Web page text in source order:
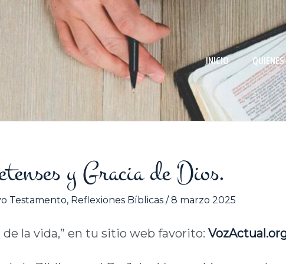
INICIO
y Gracia de Dios.
Testamento, Reflexiones Bíblicas /8 marzo 2025
la vida,” en tu sitio web favorito: